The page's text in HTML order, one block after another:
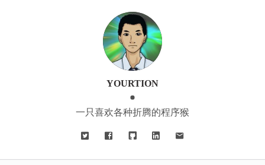
YOURTION
一只喜欢各种折腾的程序猴